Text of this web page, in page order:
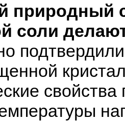
природный
соли